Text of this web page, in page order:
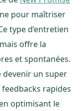
pour maîtriser
type d’entretien
offre la
et spontanées.
devenir un super
rapides
optimisant le